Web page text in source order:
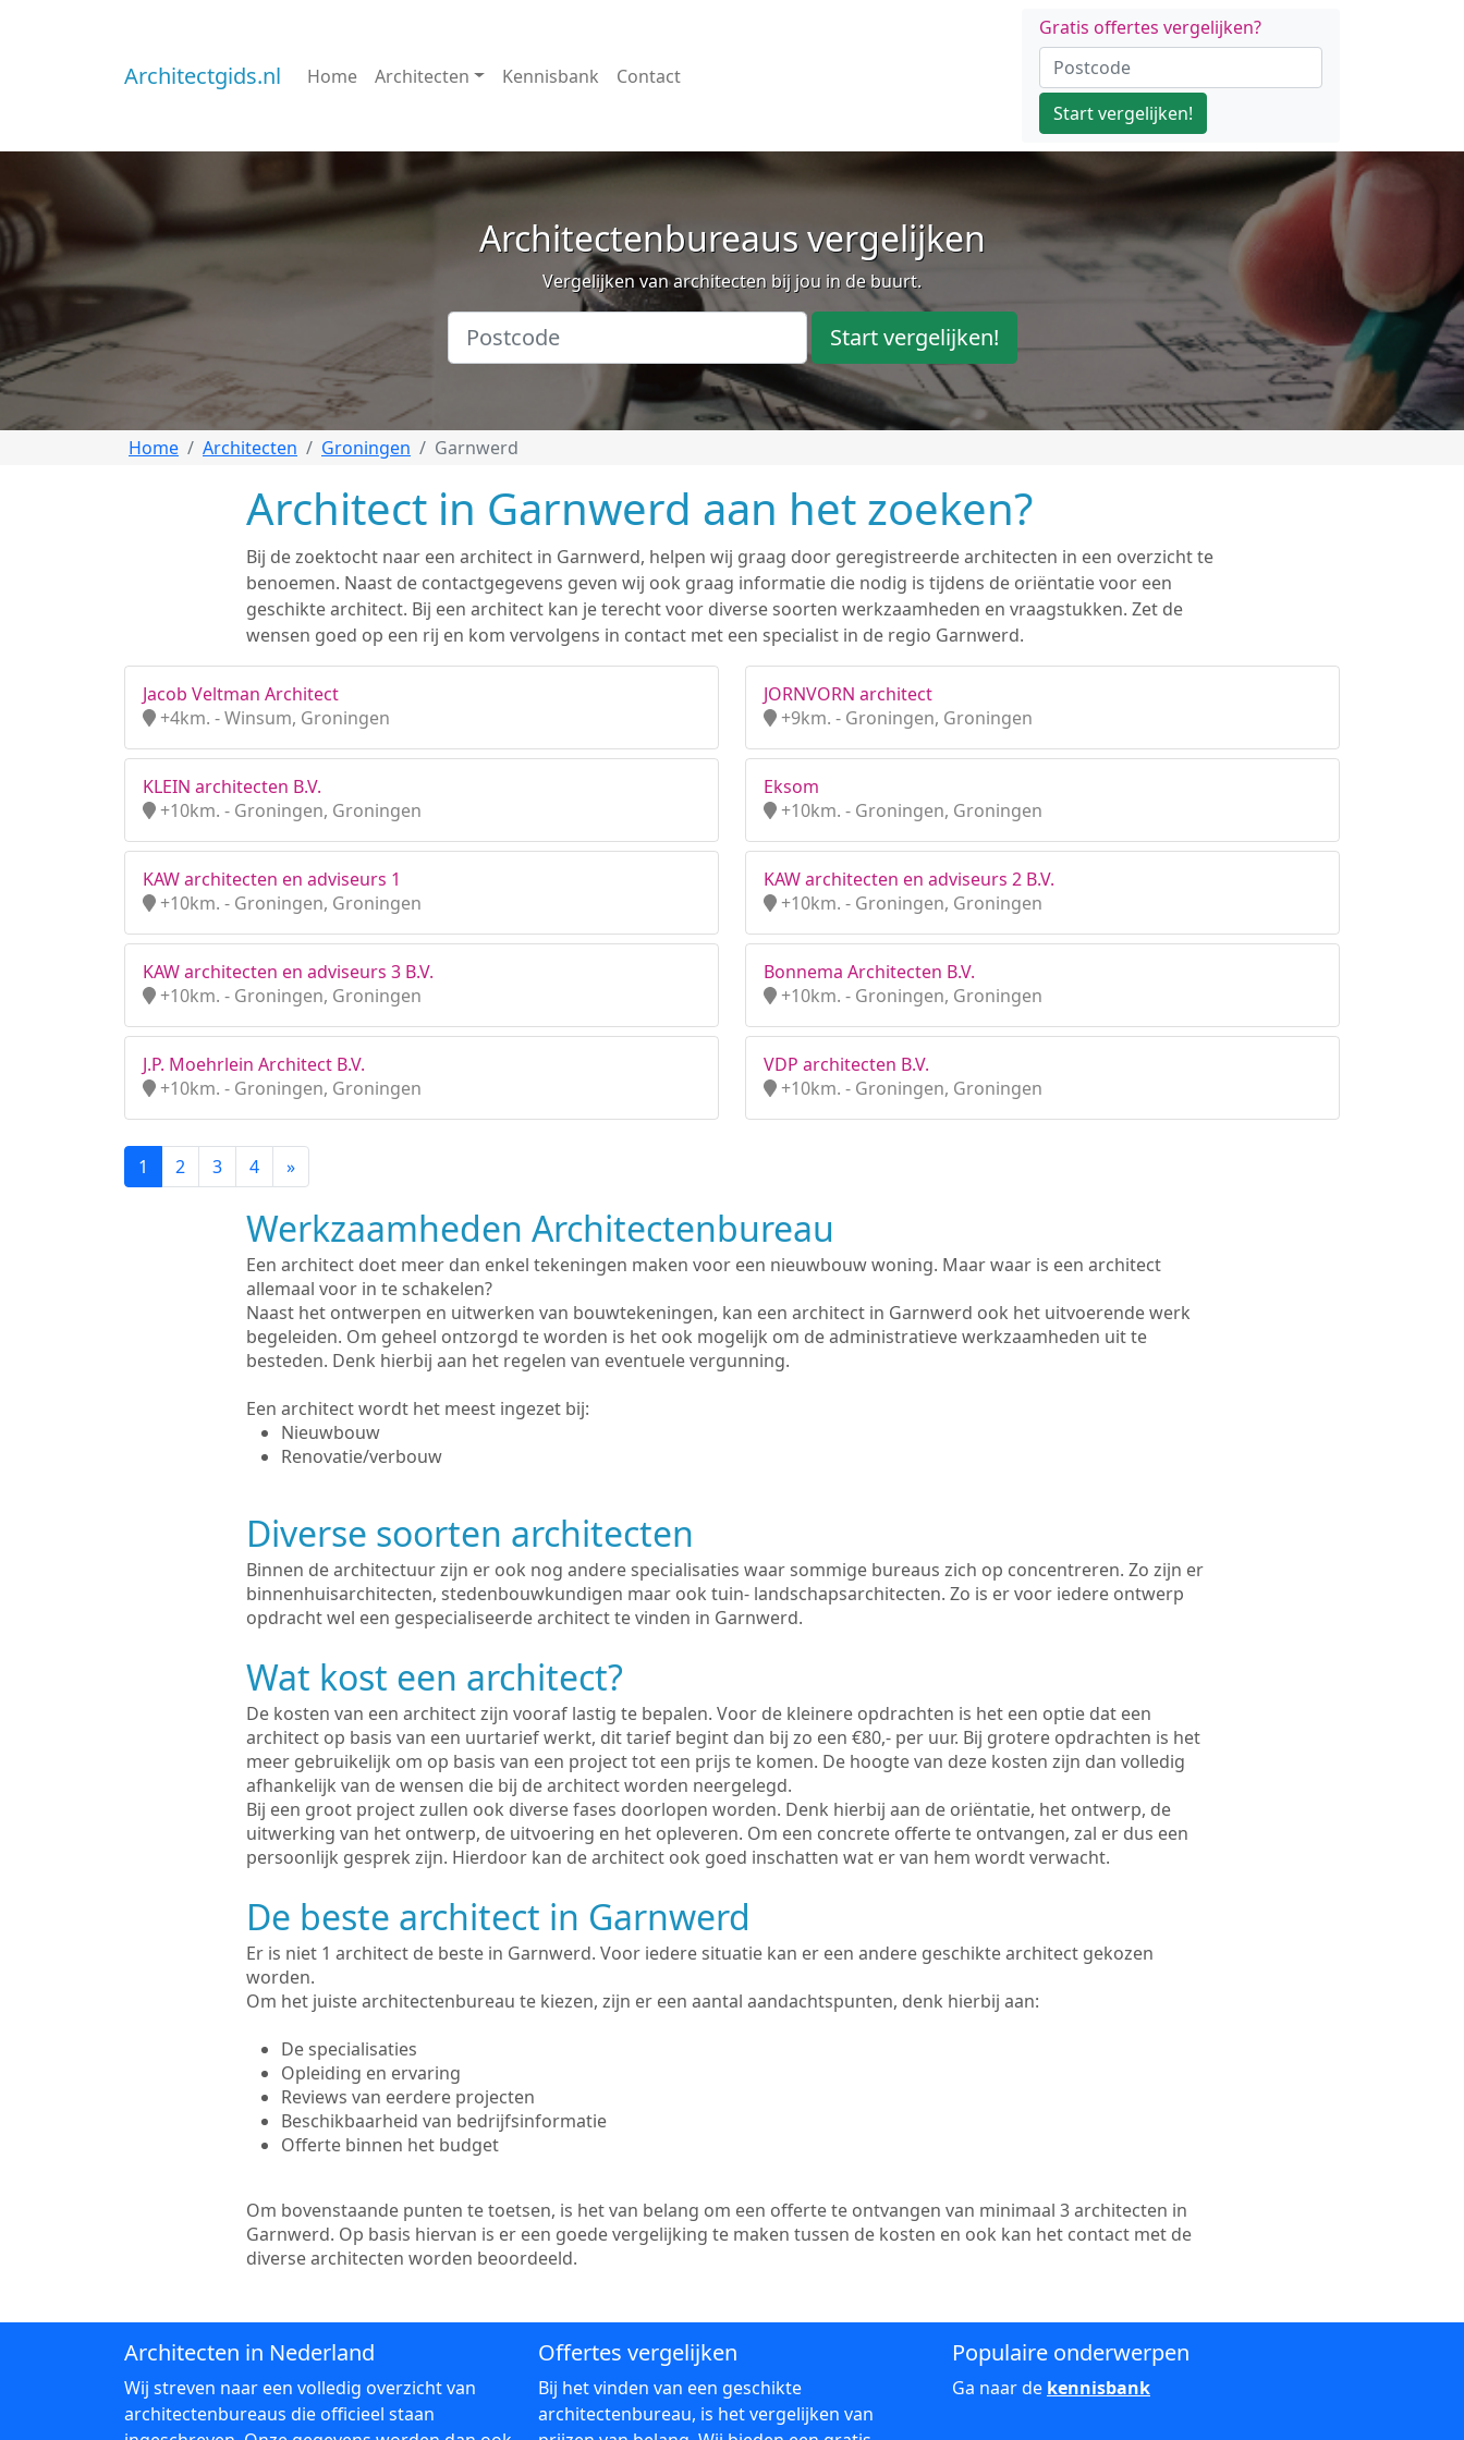
Architectgids.nl Home Architecten Kennisbank Contact
Gratis offertes vergelijken?
Start vergelijken!
Architectenbureaus vergelijken
Vergelijken van architecten bij jou in de buurt.
Start vergelijken!
Home Architecten Groningen Garnwerd
Architect in Garnwerd aan het zoeken?
Bij de zoektocht naar een architect in Garnwerd, helpen wij graag door geregistreerde architecten in een overzicht te
benoemen. Naast de contactgegevens geven wij ook graag informatie die nodig is tijdens de oriëntatie voor een
geschikte architect. Bij een architect kan je terecht voor diverse soorten werkzaamheden en vraagstukken. Zet de
wensen goed op een rij en kom vervolgens in contact met een specialist in de regio Garnwerd.
Jacob Veltman Architect
+4km. - Winsum, Groningen
JORNVORN architect
+9km. - Groningen, Groningen
KLEIN architecten B.V.
+10km. - Groningen, Groningen
Eksom
+10km. - Groningen, Groningen
KAW architecten en adviseurs 1
+10km. - Groningen, Groningen
KAW architecten en adviseurs 2 B.V.
+10km. - Groningen, Groningen
KAW architecten en adviseurs 3 B.V.
+10km. - Groningen, Groningen
Bonnema Architecten B.V.
+10km. - Groningen, Groningen
J.P. Moehrlein Architect B.V.
+10km. - Groningen, Groningen
VDP architecten B.V.
+10km. - Groningen, Groningen
1 2 3 4 »
Werkzaamheden Architectenbureau
Een architect doet meer dan enkel tekeningen maken voor een nieuwbouw woning. Maar waar is een architect
allemaal voor in te schakelen?
Naast het ontwerpen en uitwerken van bouwtekeningen, kan een architect in Garnwerd ook het uitvoerende werk
begeleiden. Om geheel ontzorgd te worden is het ook mogelijk om de administratieve werkzaamheden uit te
besteden. Denk hierbij aan het regelen van eventuele vergunning.
Een architect wordt het meest ingezet bij:
Nieuwbouw
Renovatie/verbouw
Diverse soorten architecten
Binnen de architectuur zijn er ook nog andere specialisaties waar sommige bureaus zich op concentreren. Zo zijn er
binnenhuisarchitecten, stedenbouwkundigen maar ook tuin- landschapsarchitecten. Zo is er voor iedere ontwerp
opdracht wel een gespecialiseerde architect te vinden in Garnwerd.
Wat kost een architect?
De kosten van een architect zijn vooraf lastig te bepalen. Voor de kleinere opdrachten is het een optie dat een
architect op basis van een uurtarief werkt, dit tarief begint dan bij zo een €80,- per uur. Bij grotere opdrachten is het
meer gebruikelijk om op basis van een project tot een prijs te komen. De hoogte van deze kosten zijn dan volledig
afhankelijk van de wensen die bij de architect worden neergelegd.
Bij een groot project zullen ook diverse fases doorlopen worden. Denk hierbij aan de oriëntatie, het ontwerp, de
uitwerking van het ontwerp, de uitvoering en het opleveren. Om een concrete offerte te ontvangen, zal er dus een
persoonlijk gesprek zijn. Hierdoor kan de architect ook goed inschatten wat er van hem wordt verwacht.
De beste architect in Garnwerd
Er is niet 1 architect de beste in Garnwerd. Voor iedere situatie kan er een andere geschikte architect gekozen
worden.
Om het juiste architectenbureau te kiezen, zijn er een aantal aandachtspunten, denk hierbij aan:
De specialisaties
Opleiding en ervaring
Reviews van eerdere projecten
Beschikbaarheid van bedrijfsinformatie
Offerte binnen het budget
Om bovenstaande punten te toetsen, is het van belang om een offerte te ontvangen van minimaal 3 architecten in
Garnwerd. Op basis hiervan is er een goede vergelijking te maken tussen de kosten en ook kan het contact met de
diverse architecten worden beoordeeld.
Architecten in Nederland
Wij streven naar een volledig overzicht van
architectenbureaus die officieel staan
Offertes vergelijken
Bij het vinden van een geschikte
architectenbureau, is het vergelijken van
Populaire onderwerpen
Ga naar de kennisbank